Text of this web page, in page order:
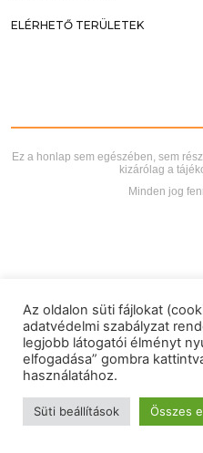
ELÉRHETŐ TERÜLETEK
Ez a honlap sem egészében, sem
kizárólag a
Minden jog
Az oldalon süti fájlokat
adatvédelmi szabályzat
legjobb látogatói élményt
elfogadása” gombra
használatához.
Süti beállítások Összes